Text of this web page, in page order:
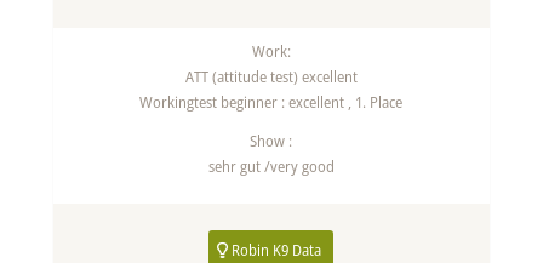
Work:
ATT (attitude test) excellent
Workingtest beginner : excellent , 1. Place
Show :
sehr gut /very good
Robin K9 Data